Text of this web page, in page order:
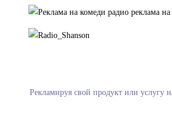
Рекламируя свой продукт или услугу